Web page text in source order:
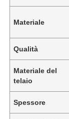
Materiale
Qualità
Materiale del
telaio
Spessore